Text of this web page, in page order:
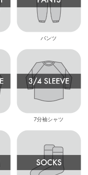
パンツ
7分袖シャツ